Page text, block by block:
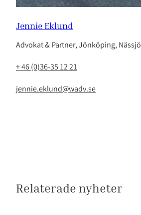
Jennie Eklund
Advokat & Partner, Jönköping, Nässjö
+ 46 (0)36-35 12 21
jennie.eklund@wadv.se
Relaterade nyheter